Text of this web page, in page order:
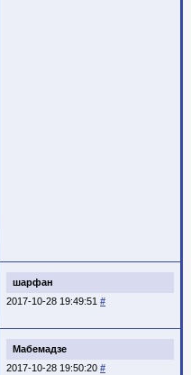
шарфан
2017-10-28 19:49:51 #
Мабемадзе
2017-10-28 19:50:20 #